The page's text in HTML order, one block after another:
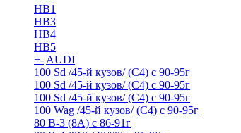
HB1
HB3
HB4
HB5
+- AUDI
100 Sd /45-й кузов/ (С4) с 90-95г
100 Sd /45-й кузов/ (С4) с 90-95г
100 Sd /45-й кузов/ (С4) с 90-95г
100 Wag /45-й кузов/ (С4) с 90-95г
80 B-3 (8A) с 86-91г